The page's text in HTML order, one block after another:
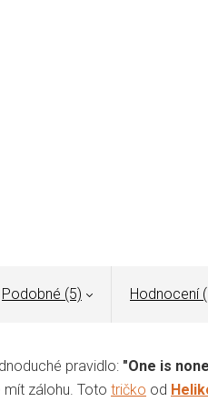
Podobné (5) Hodnocení
pravidlo: "One is
zálohu. Toto tričko od